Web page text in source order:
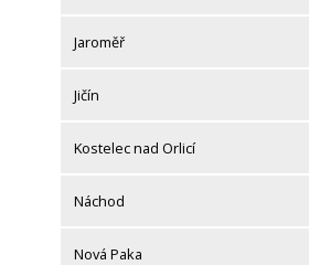
Jaroměř
Jičín
Kostelec nad Orlicí
Náchod
Nová Paka